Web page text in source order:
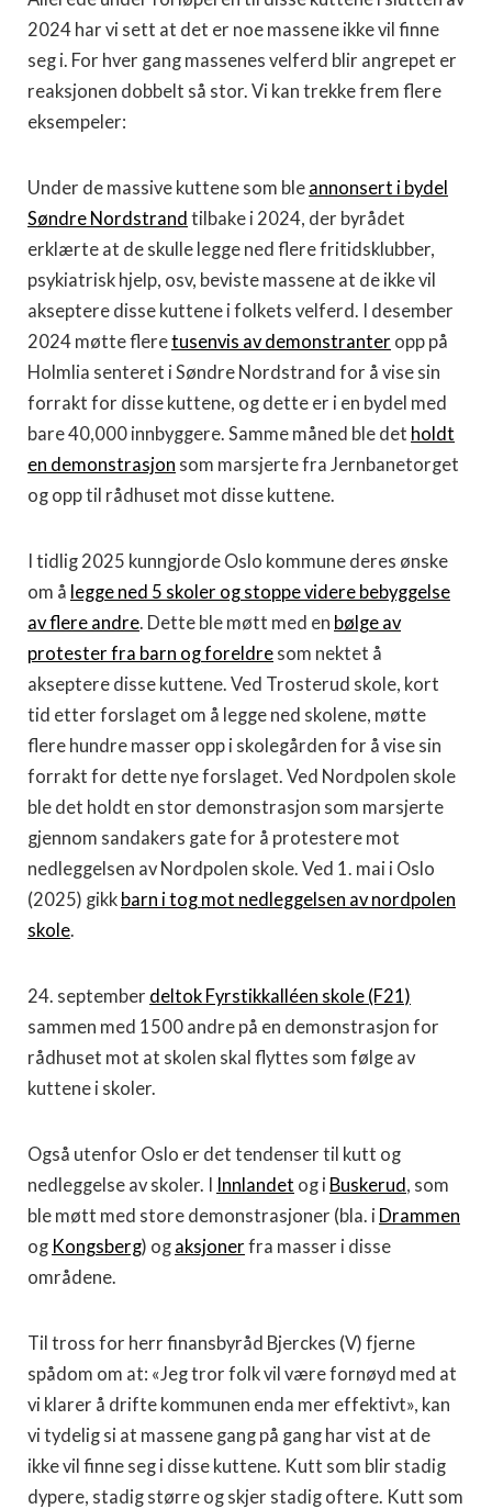
2024 har vi sett at det er noe massene ikke vil finne
seg i. For hver gang massenes velferd blir angrepet er
reaksjonen dobbelt så stor. Vi kan trekke frem flere
eksempeler:
Under de massive kuttene som ble annonsert i bydel
Søndre Nordstrand tilbake i 2024, der byrådet
erklærte at de skulle legge ned flere fritidsklubber,
psykiatrisk hjelp, osv, beviste massene at de ikke vil
akseptere disse kuttene i folkets velferd. I desember
2024 møtte fleretusenvis av demonstranter opp på
Holmlia senteret i Søndre Nordstrand for å vise sin
forrakt for disse kuttene, og dette er i en bydel med
bare 40,000 innbyggere. Samme måned ble det holdt
en demonstrasjon som marsjerte fra Jernbanetorget
og opp til rådhuset mot disse kuttene.
I tidlig 2025 kunngjorde Oslo kommune deres ønske
om å legge ned 5 skoler og stoppe videre bebyggelse
av flere andre. Dette ble møtt med en bølge av
protester fra barn og foreldre som nektet å
akseptere disse kuttene. Ved Trosterud skole, kort
tid etter forslaget om å legge ned skolene, møtte
flere hundre masser opp i skolegården for å vise sin
forrakt for dette nye forslaget. Ved Nordpolen skole
ble det holdt en stor demonstrasjon som marsjerte
gjennom sandakers gate for å protestere mot
nedleggelsen av Nordpolen skole. Ved 1. mai i Oslo
(2025) gikk barn i tog mot nedleggelsen av nordpolen
skole.
24. september deltok Fyrstikkalléen skole (F21)
sammen med 1500 andre på en demonstrasjon for
rådhuset mot at skolen skal flyttes som følge av
kuttene i skoler.
Også utenfor Oslo er det tendenser til kutt og
nedleggelse av skoler. I
Innlandet og i Buskerud, som
ble møtt med store demonstrasjoner (bla. i Drammen
og Kongsberg) og aksjoner fra masser i disse
områdene.
Til tross for herr finansbyråd Bjerckes (V) fjerne
spådom om at: «Jeg tror folk vil være fornøyd med at
vi klarer å drifte kommunen enda mer effektivt», kan
vi tydelig si at massene gang på gang har vist at de
ikke vil finne seg i disse kuttene. Kutt som blir stadig
dypere, stadig større og skjer stadig oftere. Kutt som